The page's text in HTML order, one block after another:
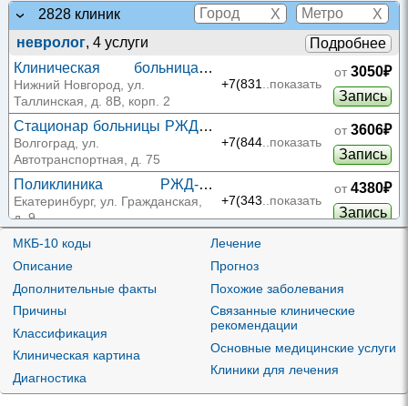
2828 клиник X
X
невролог, 4 услуги
Подробнее
Клиническая больница
РЖД-Медицина на
Таллинской
Нижний Новгород, ул.
Таллинская, д. 8В, корп. 2
+7(831 ..показать
от 3050₽
Запись
Стационар больницы РЖД
на Автотранспортной
Волгоград, ул.
Автотранспортная, д. 75
+7(844 ..показать
от 3606₽
Запись
Поликлиника РЖД-
Медицина на Гражданской
Екатеринбург, ул. Гражданская,
д. 9
+7(343 ..показать
от 4380₽
Запись
Поликлиника РЖД-
Медицина на
Екатеринбург, ул. Надеждинская,
Евромед на Калинина 201
+7(861..показать
Медис на Пролетарской
Нижний Новгород, ул.
Пролетарская, д. 3
+7(831 ..показать
МКБ-10 коды
Описание
Дополнительные факты
Причины
Классификация
Клиническая картина
Диагностика
Лечение
Прогноз
Похожие заболевания
Связанные клинические
рекомендации
Основные медицинские услуги
Клиники для лечения